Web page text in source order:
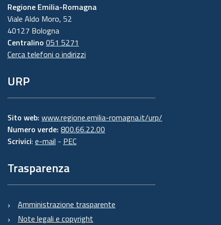
Regione Emilia-Romagna
Viale Aldo Moro, 52
40127 Bologna
Centralino 051 5271
Cerca telefoni o indirizzi
URP
Sito web: www.regione.emilia-romagna.it/urp/
Numero verde: 800.66.22.00
Scrivici: e-mail - PEC
Trasparenza
Amministrazione trasparente
Note legali e copyright